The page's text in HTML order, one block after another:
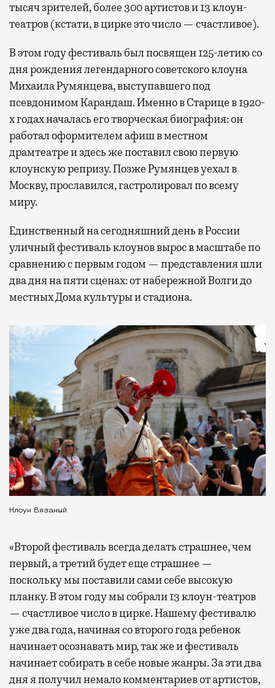
тысяч зрителей, более 300 артистов и 13 клоун-
театров (кстати, в цирке это число — счастливое).
В этом году фестиваль был посвящен 125-летию со
дня рождения легендарного советского клоуна
Михаила Румянцева, выступавшего под
псевдонимом Карандаш. Именно в Старице в 1920-
х годах началась его творческая биография: он
работал оформителем афиш в местном
драмтеатре и здесь же поставил свою первую
клоунскую репризу. Позже Румянцев уехал в
Москву, прославился, гастролировал по всему
миру.
Единственный на сегодняшний день в России
уличный фестиваль клоунов вырос в масштабе по
сравнению с первым годом — представления шли
два дня на пяти сценах: от набережной Волги до
местных Дома культуры и стадиона.
Клоун Вязаный
«Второй фестиваль всегда делать страшнее, чем
первый, а третий будет еще страшнее —
поскольку мы поставили сами себе высокую
планку. В этом году мы собрали 13 клоун-театров
— счастливое число в цирке. Нашему фестивалю
уже два года, начиная со второго года ребенок
начинает осознавать мир, так же и фестиваль
начинает собирать в себе новые жанры. За эти два
дня я получил немало комментариев от артистов,